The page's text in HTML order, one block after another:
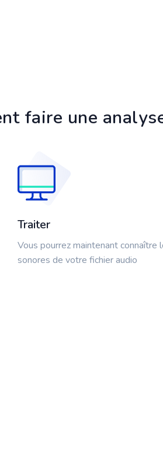
faire une
Traiter
Vous pourrez maintenant connaître
sonores de votre fichier audio